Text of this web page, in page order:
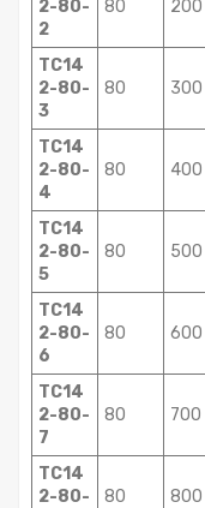
2-80-
2
80 200
ТС14
2-80-
3
80 300
ТС14
2-80-
4
80 400
ТС14
2-80-
5
80 500
ТС14
2-80-
6
80 600
ТС14
2-80-
7
80 700
ТС14
2-80-
80 800